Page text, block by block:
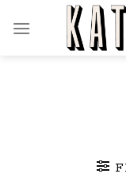
Inhalt